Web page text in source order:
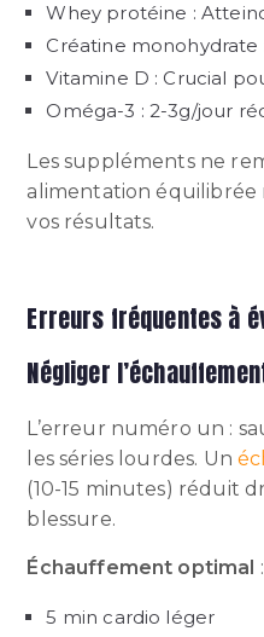
Whey protéine :
Créatine
Vitamine D : Crucial
Oméga-3 : 2-3g/jour
Les suppléments ne
alimentation équilibrée
vos résultats.
Erreurs fréquentes à
Négliger
L’erreur numéro un :
les séries lourdes. Un
(10-15 minutes) réduit
blessure.
Échauffement optimal :
5 min cardio léger